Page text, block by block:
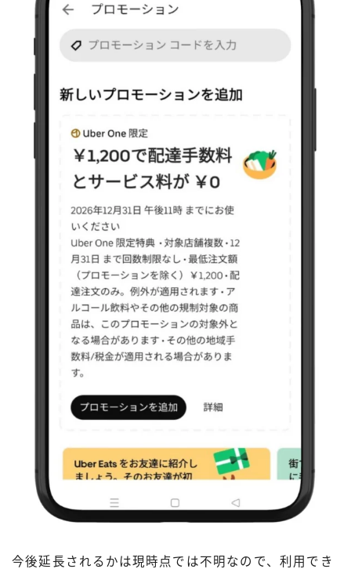
今後延長されるかは現時点では不明なので、利用でき